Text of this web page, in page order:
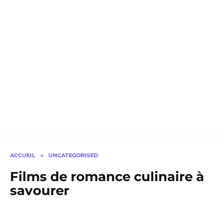
ACCUEIL » UNCATEGORISED
Films de romance culinaire à
savourer